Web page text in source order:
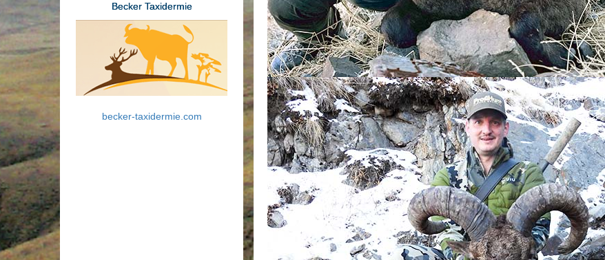
Becker Taxidermie
becker-taxidermie.com